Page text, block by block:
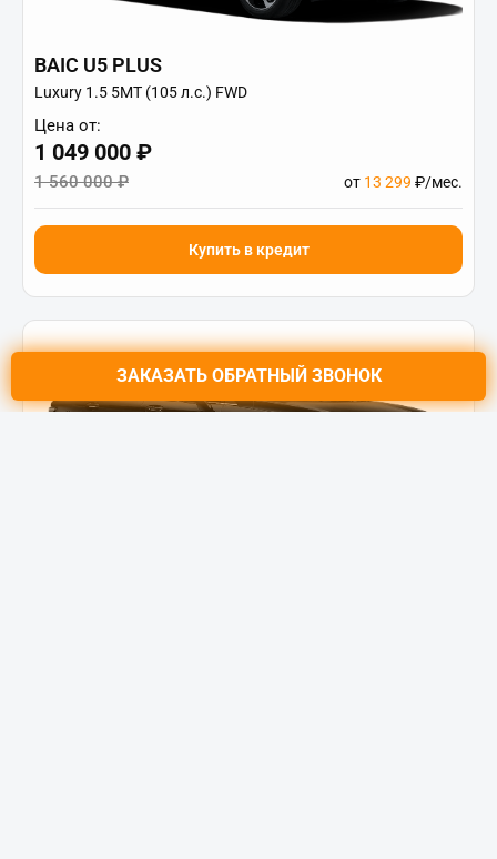
BAIC U5 PLUS
Luxury 1.5 5MT (105 л.с.) FWD
Цена от:
1 049 000 ₽
1 560 000 ₽ от 13 299 ₽/мес.
Купить в кредит
ЗАКАЗАТЬ ОБРАТНЫЙ ЗВОНОК